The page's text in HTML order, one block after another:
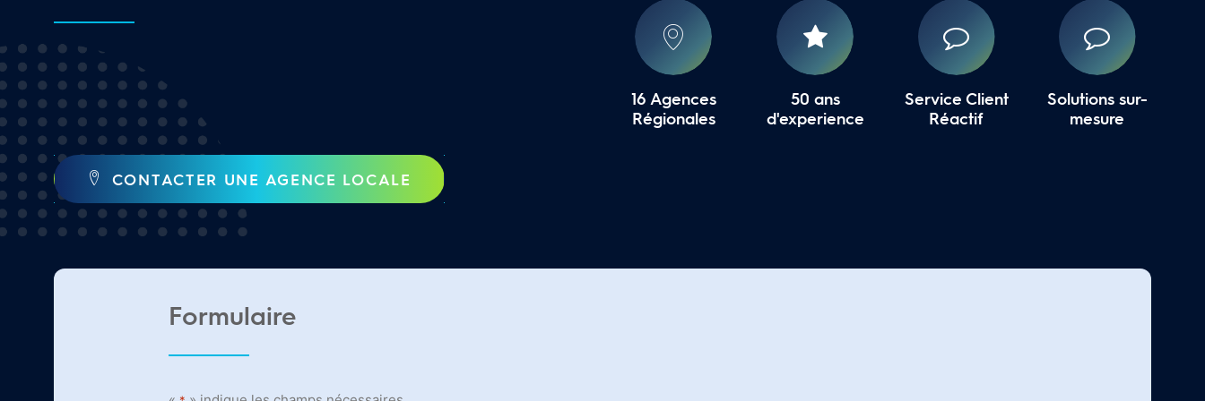
CONTACTER UNE AGENCE LOCALE
16 Agences
Régionales
50 ans
d'experience
Service Client
Réactif
Solutions sur-
mesure
Formulaire